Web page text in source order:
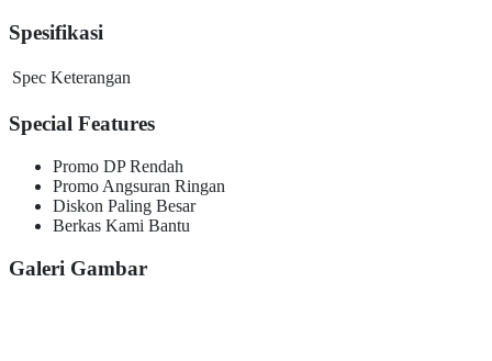
Spesifikasi
Spec Keterangan
Special Features
Promo DP Rendah
Promo Angsuran Ringan
Diskon Paling Besar
Berkas Kami Bantu
Galeri Gambar